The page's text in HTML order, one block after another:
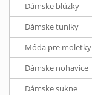
Dámske blúzky
Dámske tuniky
Móda pre moletky
Dámske nohavice
Dámske sukne